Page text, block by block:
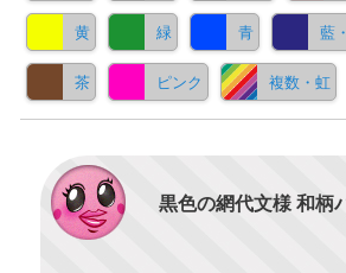
黄 緑 青 藍
茶 ピンク 複数・虹
黒色の網代文様 和